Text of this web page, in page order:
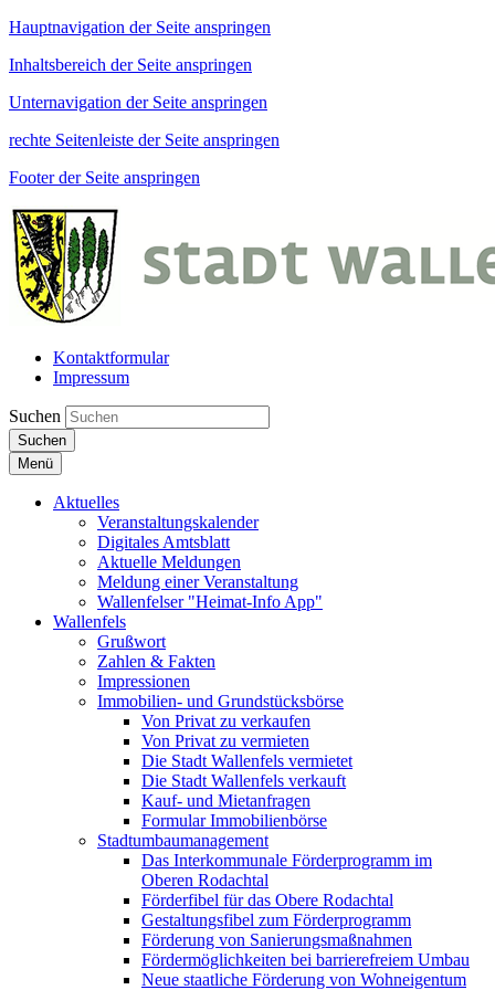
Hauptnavigation der Seite anspringen
Inhaltsbereich der Seite anspringen
Unternavigation der Seite anspringen
rechte Seitenleiste der Seite anspringen
Footer der Seite anspringen
Kontaktformular
Impressum
Suchen
Suchen
Menü
Aktuelles
Veranstaltungskalender
Digitales Amtsblatt
Aktuelle Meldungen
Meldung einer Veranstaltung
Wallenfelser "Heimat-Info App"
Wallenfels
Grußwort
Zahlen & Fakten
Impressionen
Immobilien- und Grundstücksbörse
Von Privat zu verkaufen
Von Privat zu vermieten
Die Stadt Wallenfels vermietet
Die Stadt Wallenfels verkauft
Kauf- und Mietanfragen
Formular Immobilienbörse
Stadtumbaumanagement
Das Interkommunale Förderprogramm im
Oberen Rodachtal
Förderfibel für das Obere Rodachtal
Gestaltungsfibel zum Förderprogramm
Förderung von Sanierungsmaßnahmen
Fördermöglichkeiten bei barrierefreiem Umbau
Neue staatliche Förderung von Wohneigentum